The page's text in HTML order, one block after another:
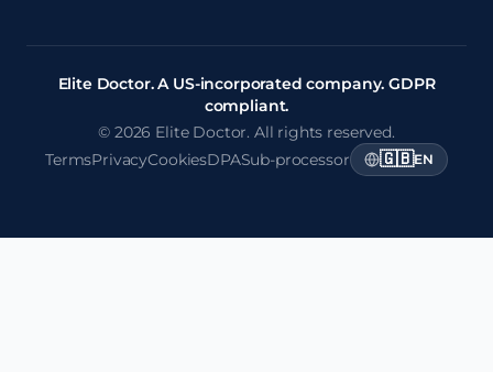
Elite Doctor. A US-incorporated company. GDPR
compliant.
© 2026 Elite Doctor. All rights reserved.
TermsPrivacyCookiesDPASub-processor 🇬🇧EN